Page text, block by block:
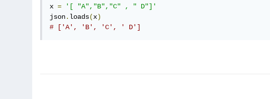
x =
'[ "A","B","C" , " D"]'
json. loads(x)
# ['A', 'B', 'C', ' D']